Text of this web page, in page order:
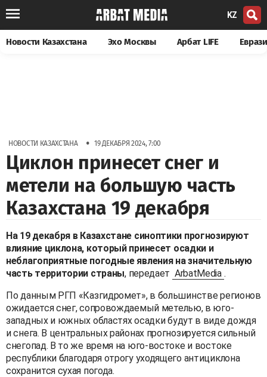
KZ
Новости Казахстана Эхо Москвы Арбат LIFE
НОВОСТИ КАЗАХСТАНА • 19 ДЕКАБРЯ 2024, 7:00
Циклон принесет снег и
метели на большую часть
Казахстана 19 декабря
На 19 декабря в Казахстане синоптики прогнозируют
влияние циклона, который принесет осадки и
неблагоприятные погодные явления на значительную
часть территории страны, передает ArbatMedia .
По данным РГП «Казгидромет», в большинстве регионов
ожидается снег, сопровождаемый метелью, в юго-
западных и южных областях осадки будут в виде дождя
и снега. В центральных районах прогнозируется сильный
снегопад. В то же время на юго-востоке и востоке
республики благодаря отрогу уходящего антициклона
сохранится сухая погода.